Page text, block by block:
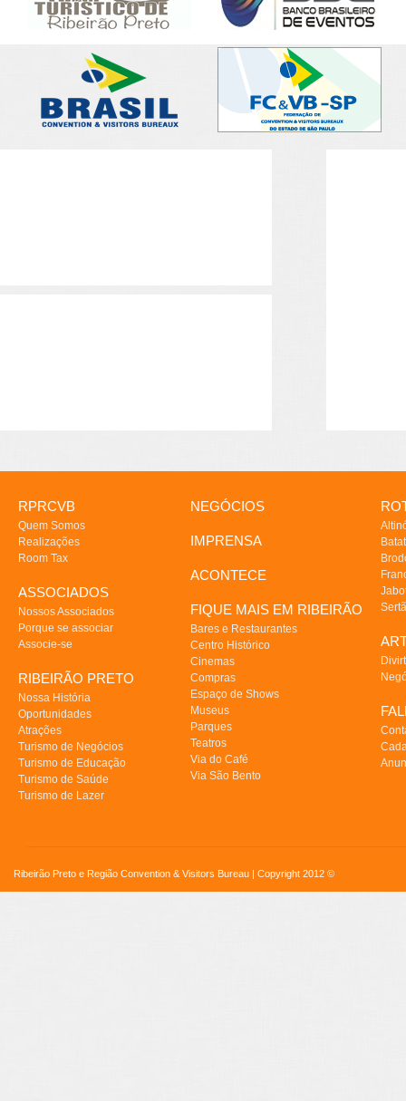
RPRCVB
Quem Somos
Realizações
Room Tax
ASSOCIADOS
Nossos Associados
Porque se associar
Associe-se
RIBEIRÃO PRETO
Nossa História
Oportunidades
Atrações
Turismo de Negócios
Turismo de Educação
Turismo de Saúde
Turismo de Lazer
NEGÓCIOS
IMPRENSA
ACONTECE
FIQUE MAIS EM RIBEIRÃO
Bares e Restaurantes
Centro Histórico
Cinemas
Compras
Espaço de Shows
Museus
Parques
Teatros
Via do Café
Via São Bento
Ribeirão Preto e Região Convention & Visitors Bureau | Copyright 2012 ©